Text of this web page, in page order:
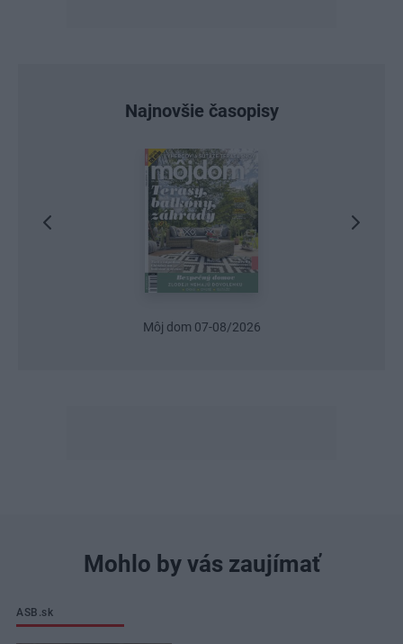
Najnovšie časopisy
Urob si sám 6/2026
Mohlo by vás zaujímať
ASB.sk